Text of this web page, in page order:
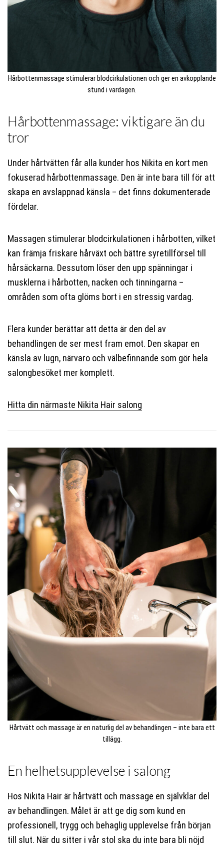
Hårbottenmassage stimulerar blodcirkulationen och ger en avkopplande
stund i vardagen.
Hårbottenmassage: viktigare än du
tror
Under hårtvätten får alla kunder hos Nikita en kort men
fokuserad hårbottenmassage. Den är inte bara till för att
skapa en avslappnad känsla – det finns dokumenterade
fördelar.
Massagen stimulerar blodcirkulationen i hårbotten, vilket
kan främja friskare hårväxt och bättre syretillförsel till
hårsäckarna. Dessutom löser den upp spänningar i
musklerna i hårbotten, nacken och tinningarna –
områden som ofta glöms bort i en stressig vardag.
Flera kunder berättar att detta är den del av
behandlingen de ser mest fram emot. Den skapar en
känsla av lugn, närvaro och välbefinnande som gör hela
salongbesöket mer komplett.
Hitta din närmaste Nikita Hair salong
Hårtvätt och massage är en naturlig del av behandlingen – inte bara ett
tillägg.
En helhetsupplevelse i salong
Hos Nikita Hair är hårtvätt och massage en självklar del
av behandlingen. Målet är att ge dig som kund en
professionell, trygg och behaglig upplevelse från början
till slut. När du sitter i vår stol ska du inte bara bli nöjd